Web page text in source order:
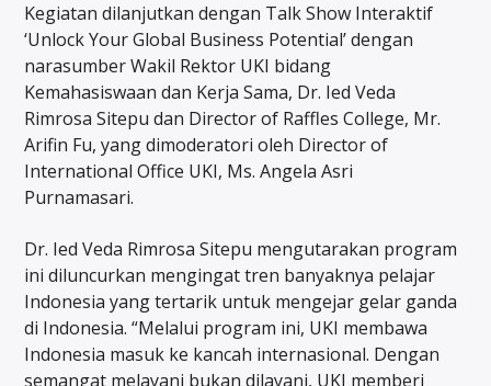
Kegiatan dilanjutkan dengan Talk Show Interaktif
‘Unlock Your Global Business Potential’ dengan
narasumber Wakil Rektor UKI bidang
Kemahasiswaan dan Kerja Sama, Dr. Ied Veda
Rimrosa Sitepu dan Director of Raffles College, Mr.
Arifin Fu, yang dimoderatori oleh Director of
International Office UKI, Ms. Angela Asri
Purnamasari.
Dr. Ied Veda Rimrosa Sitepu mengutarakan program
ini diluncurkan mengingat tren banyaknya pelajar
Indonesia yang tertarik untuk mengejar gelar ganda
di Indonesia. “Melalui program ini, UKI membawa
Indonesia masuk ke kancah internasional. Dengan
semangat melayani bukan dilayani, UKI memberi